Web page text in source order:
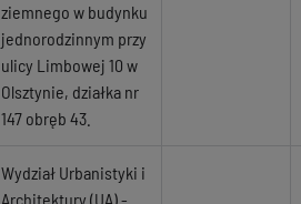
ziemnego w budynku
jednorodzinnym przy
ulicy Limbowej 10 w
Olsztynie, działka nr
147 obręb 43.
Wydział Urbanistyki i
Architektury (UA) -